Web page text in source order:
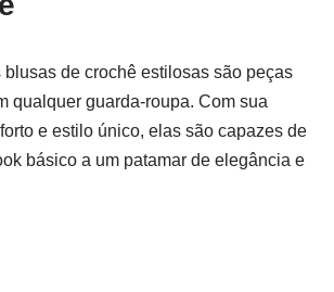
blusas de crochê estilosas são peças
qualquer guarda-roupa. Com sua
e estilo único, elas são capazes de
básico a um patamar de elegância e